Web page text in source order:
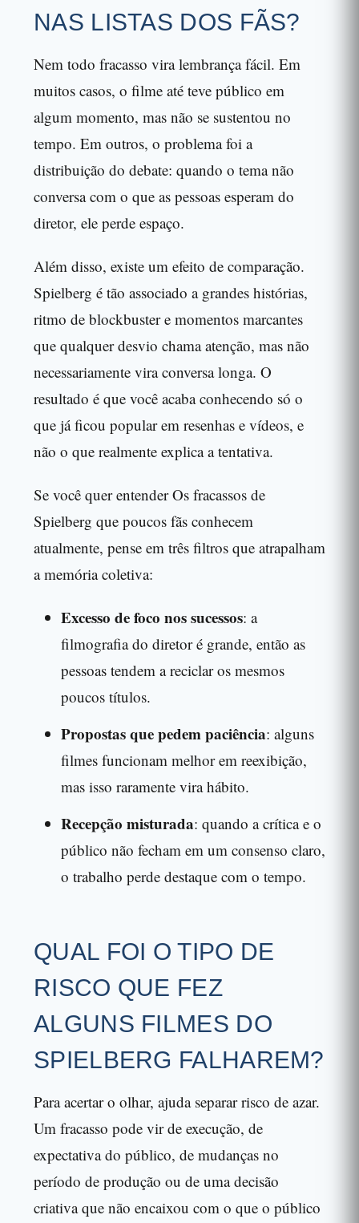
NAS LISTAS DOS FÃS?
Nem todo fracasso vira lembrança fácil. Em
muitos casos, o filme até teve público em
algum momento, mas não se sustentou no
tempo. Em outros, o problema foi a
distribuição do debate: quando o tema não
conversa com o que as pessoas esperam do
diretor, ele perde espaço.
Além disso, existe um efeito de comparação.
Spielberg é tão associado a grandes histórias,
ritmo de blockbuster e momentos marcantes
que qualquer desvio chama atenção, mas não
necessariamente vira conversa longa. O
resultado é que você acaba conhecendo só o
que já ficou popular em resenhas e vídeos, e
não o que realmente explica a tentativa.
Se você quer entender Os fracassos de
Spielberg que poucos fãs conhecem
atualmente, pense em três filtros que atrapalham
a memória coletiva:
Excesso de foco nos sucessos: a
filmografia do diretor é grande, então as
pessoas tendem a reciclar os mesmos
poucos títulos.
Propostas que pedem paciência: alguns
filmes funcionam melhor em reexibição,
mas isso raramente vira hábito.
Recepção misturada: quando a crítica e o
público não fecham em um consenso claro,
o trabalho perde destaque com o tempo.
QUAL FOI O TIPO DE
RISCO QUE FEZ
ALGUNS FILMES DO
SPIELBERG FALHAREM?
Para acertar o olhar, ajuda separar risco de azar.
Um fracasso pode vir de execução, de
expectativa do público, de mudanças no
período de produção ou de uma decisão
criativa que não encaixou com o que o público